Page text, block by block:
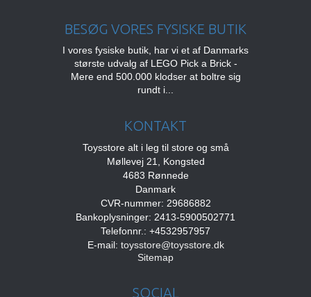
BESØG VORES FYSISKE BUTIK
I vores fysiske butik, har vi et af Danmarks
største udvalg af LEGO Pick a Brick -
Mere end 500.000 klodser at boltre sig
rundt i...
KONTAKT
Toysstore alt i leg til store og små
Møllevej 21, Kongsted
4683 Rønnede
Danmark
CVR-nummer: 29686882
Bankoplysninger: 2413-5900502771
Telefonnr.: +4532957957
E-mail: toysstore@toysstore.dk
Sitemap
SOCIAL